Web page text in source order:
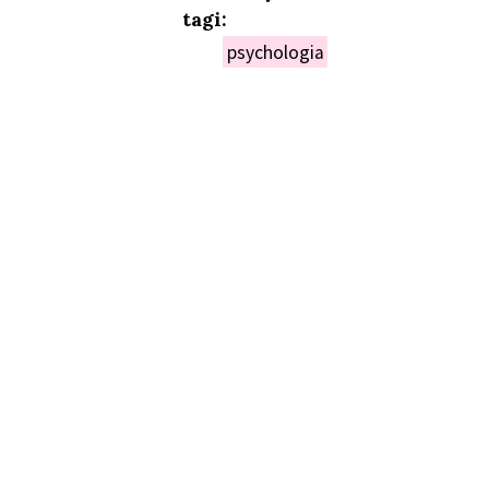
tagi:
psychologia